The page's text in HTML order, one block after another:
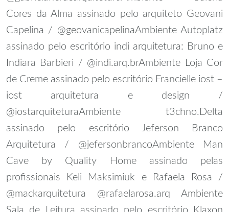
Cores da Alma assinado pelo arquiteto Geovani
Capelina / @geovanicapelinaAmbiente Autoplatz
assinado pelo escritório indi arquitetura: Bruno e
Indiara Barbieri / @indi.arq.brAmbiente Loja Cor
de Creme assinado pelo escritório Francielle iost –
iost arquitetura e design /
@iostarquiteturaAmbiente t3chno.Delta
assinado pelo escritório Jeferson Branco
Arquitetura / @jefersonbrancoAmbiente Man
Cave by Quality Home assinado pelas
profissionais Keli Maksimiuk e Rafaela Rosa /
@mackarquitetura @rafaelarosa.arq Ambiente
Sala de Leitura assinado pelo escritório Klaxon